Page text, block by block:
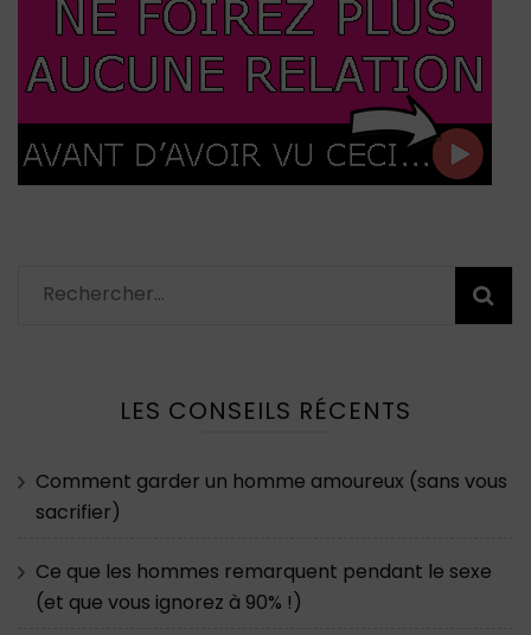
Rechercher :
LES CONSEILS RÉCENTS
Comment garder un homme amoureux (sans vous
sacrifier)
Ce que les hommes remarquent pendant le sexe
(et que vous ignorez à 90% !)